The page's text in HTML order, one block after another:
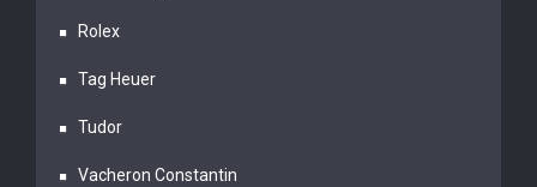
Rolex
Tag Heuer
Tudor
Vacheron Constantin